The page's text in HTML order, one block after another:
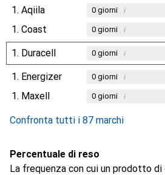
1. Aqiila 0giorni i
1. Coast 0giorni i
1. Duracell 0giorni i
1. Energizer 0giorni i
1. Maxell 0giorni i
Confronta tutti i 87 marchi
Percentuale di reso
La frequenza con cui un prodotto